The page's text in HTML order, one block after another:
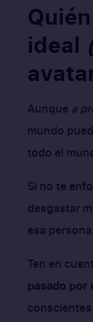
ideal
Aunque a
mundo
todo el
Si no te
desgastar
esa
Ten en
pasado